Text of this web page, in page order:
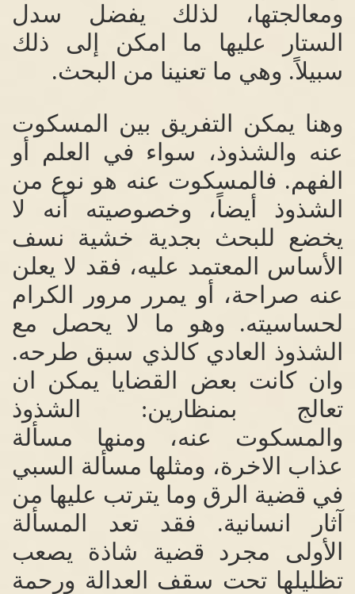
ومعالجتها، لذلك يفضل سدل
الستار عليها ما امكن إلى ذلك
سبيلاً. وهي ما تعنينا من البحث.
وهنا يمكن التفريق بين المسكوت
عنه والشذوذ، سواء في العلم أو
الفهم. فالمسكوت عنه هو نوع من
الشذوذ أيضاً، وخصوصيته أنه لا
يخضع للبحث بجدية خشية نسف
الأساس المعتمد عليه، فقد لا يعلن
عنه صراحة، أو يمرر مرور الكرام
لحساسيته. وهو ما لا يحصل مع
الشذوذ العادي كالذي سبق طرحه.
وان كانت بعض القضايا يمكن ان
تعالج بمنظارين: الشذوذ
والمسكوت عنه، ومنها مسألة
عذاب الاخرة، ومثلها مسألة السبي
في قضية الرق وما يترتب عليها من
آثار انسانية. فقد تعد المسألة
الأولى مجرد قضية شاذة يصعب
تظليلها تحت سقف العدالة ورحمة